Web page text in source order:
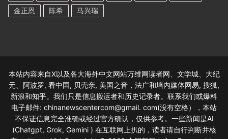
金正恩
陈希 马兴瑞
本站内容来自X以及各大海外中文网站万维网读者网、文学城、大纪
元、阿波罗, 看中国, 贝壳亲, 美国之音，法广和墙内媒体网易, 搜狐,
新浪和知乎。我们只是信息搬运者和历史记录者。联系我们或爆料
电子邮件: chinanewscentercom@gmail. com(没有空格），本站
不保证信息完全准确或经过官方确认，仅供参考。一些新闻是AI
(Chatgpt, Grok, Gemini ) 在互联网上扒的，读者请自行判断并核